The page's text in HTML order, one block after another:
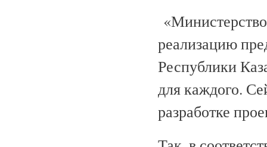
реализацию
Республики
для каждого.
разработке